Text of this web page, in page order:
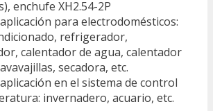
enchufe XH2.54-2P
para electrodomésticos:
refrigerador,
calentador de agua, calentador
secadora, etc.
en el sistema de control
invernadero, acuario, etc.